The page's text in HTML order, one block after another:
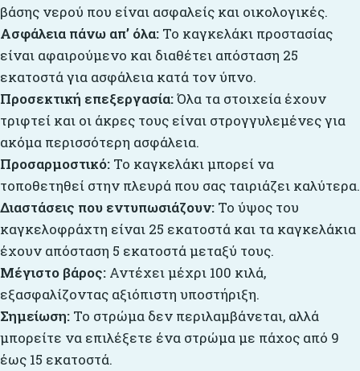
βάσης νερού που είναι ασφαλείς και οικολογικές.
Ασφάλεια πάνω απ’ όλα: Το καγκελάκι προστασίας
είναι αφαιρούμενο και διαθέτει απόσταση 25
εκατοστά για ασφάλεια κατά τον ύπνο.
Προσεκτική επεξεργασία:Όλα τα στοιχεία έχουν
τριφτεί και οι άκρες τους είναι στρογγυλεμένες για
ακόμα περισσότερη ασφάλεια.
Προσαρμοστικό: Το καγκελάκι μπορεί να
τοποθετηθεί στην πλευρά που σας ταιριάζει καλύτερα.
Διαστάσεις που εντυπωσιάζουν: Το ύψος του
καγκελοφράχτη είναι 25 εκατοστά και τα καγκελάκια
έχουν απόσταση 5 εκατοστά μεταξύ τους.
Μέγιστο βάρος: Αντέχει μέχρι 100 κιλά,
εξασφαλίζοντας αξιόπιστη υποστήριξη.
Σημείωση: Το στρώμα δεν περιλαμβάνεται, αλλά
μπορείτε να επιλέξετε ένα στρώμα με πάχος από 9
έως 15 εκατοστά.